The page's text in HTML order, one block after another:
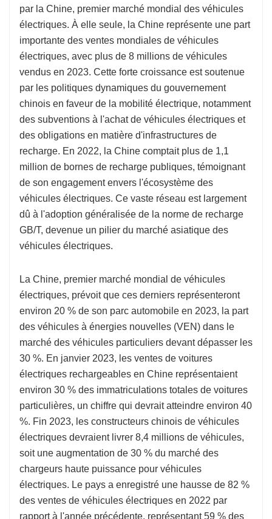
par la Chine, premier marché mondial des véhicules
électriques. À elle seule, la Chine représente une part
importante des ventes mondiales de véhicules
électriques, avec plus de 8 millions de véhicules
vendus en 2023. Cette forte croissance est soutenue
par les politiques dynamiques du gouvernement
chinois en faveur de la mobilité électrique, notamment
des subventions à l'achat de véhicules électriques et
des obligations en matière d'infrastructures de
recharge. En 2022, la Chine comptait plus de 1,1
million de bornes de recharge publiques, témoignant
de son engagement envers l'écosystème des
véhicules électriques. Ce vaste réseau est largement
dû à l'adoption généralisée de la norme de recharge
GB/T, devenue un pilier du marché asiatique des
véhicules électriques.
La Chine, premier marché mondial de véhicules
électriques, prévoit que ces derniers représenteront
environ 20 % de son parc automobile en 2023, la part
des véhicules à énergies nouvelles (VEN) dans le
marché des véhicules particuliers devant dépasser les
30 %. En janvier 2023, les ventes de voitures
électriques rechargeables en Chine représentaient
environ 30 % des immatriculations totales de voitures
particulières, un chiffre qui devrait atteindre environ 40
%. Fin 2023, les constructeurs chinois de véhicules
électriques devraient livrer 8,4 millions de véhicules,
soit une augmentation de 30 % du marché des
chargeurs haute puissance pour véhicules
électriques. Le pays a enregistré une hausse de 82 %
des ventes de véhicules électriques en 2022 par
rapport à l'année précédente, représentant 59 % des